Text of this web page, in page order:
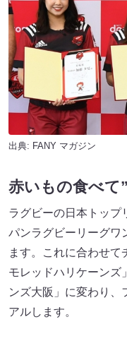
出典: FANY マガジン
赤いもの食べて
ラグビーの日本トップ
パンラグビーリーグワ
ます。これに合わせて
モレッドハリケーンズ
ンズ大阪」に変わり、
アルします。